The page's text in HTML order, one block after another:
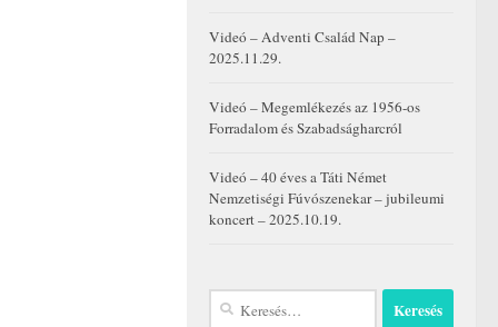
Videó – Adventi Család Nap –
2025.11.29.
Videó – Megemlékezés az 1956-os
Forradalom és Szabadságharcról
Videó – 40 éves a Táti Német
Nemzetiségi Fúvószenekar – jubileumi
koncert – 2025.10.19.
Keresés: